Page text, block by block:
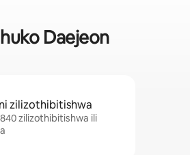
Daejeon
zilizothibitishwa
zilizothibitishwa ili